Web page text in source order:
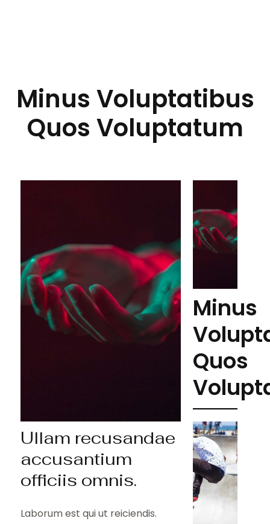
Minus Voluptatibus
Quos Voluptatum
Ullam recusandae
accusantium
officiis omnis.
Laborum est qui ut reiciendis.
Minus
Quos